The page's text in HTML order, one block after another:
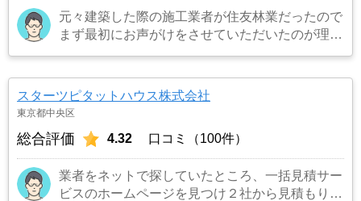
元々建築した際の施工業者が住友林業だったので
まず最初にお声がけをさせていただいたのが理由
スターツピタットハウス株式会社
東京都中央区
総合評価 4.32 口コミ（100件）
業者をネットで探していたところ、一括見積サー
ビスのホームページを見つけ２社から見積もりを